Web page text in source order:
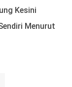
Kesini
Menurut